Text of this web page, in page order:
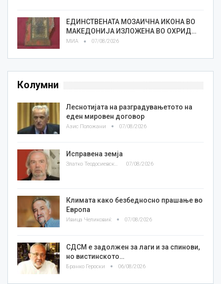
ЕДИНСТВЕНАТА МОЗАИЧНА ИКОНА ВО
МАКЕДОНИЈА ИЗЛОЖЕНА ВО ОХРИД…
МИА 07/08/2026
Колумни
Леснотијата на разградувањетото на
еден мировен договор
Азис Положани 07/08/2026
Исправена земја
Златко Теодосиевски 07/08/2026
Климата како безбедносно прашање во
Европа
Ивица Челиковиќ 07/08/2026
СДСМ е задолжен за лаги и за спинови,
но вистинското…
Бранко Героски 06/08/2026